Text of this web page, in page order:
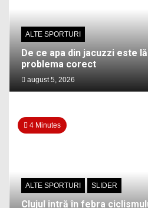
ALTE SPORTURI
De ce apa din jacuzzi este
problema corect
august 5, 2026
4 Minutes
ALTE SPORTURI SLIDER
Clujul intră în febra